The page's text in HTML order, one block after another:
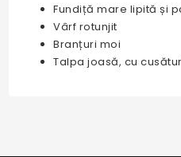
Fundiță mare lipită și
Vârf rotunjit
Branțuri moi
Talpa joasă, cu